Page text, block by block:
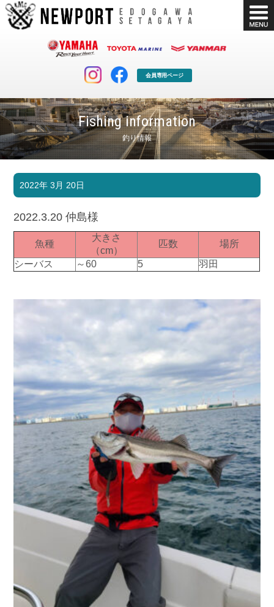
会員専用ページ
Fishing information
釣り情報
マリンクラブ
マリンライフを堪能したい！
ボート販売
ボート免許
長年の実績と信頼！
店舗情報 公式ブログ
Blog
Contact us Company
リンク集
2022年 3月 20日
2022.3.20 仲島様
魚種
大きさ
（cm）
匹数
場所
シーバス
～60 5 羽田